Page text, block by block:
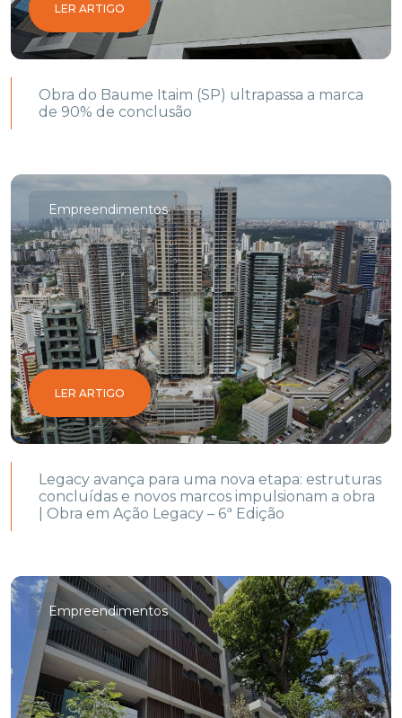
LER ARTIGO
Obra do Baume Itaim (SP) ultrapassa a marca
de 90% de conclusão
Empreendimentos
LER ARTIGO
Legacy avança para uma nova etapa: estruturas
concluídas e novos marcos impulsionam a obra
| Obra em Ação Legacy – 6ª Edição
Empreendimentos